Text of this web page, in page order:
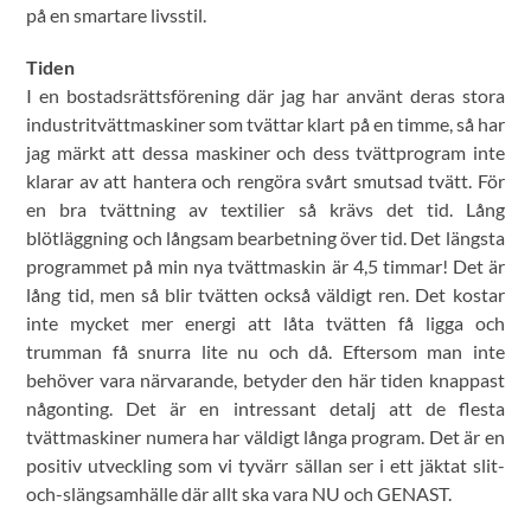
på en smartare livsstil.
Tiden
I en bostadsrättsförening där jag har använt deras stora
industritvättmaskiner som tvättar klart på en timme, så har
jag märkt att dessa maskiner och dess tvättprogram inte
klarar av att hantera och rengöra svårt smutsad tvätt. För
en bra tvättning av textilier så krävs det tid. Lång
blötläggning och långsam bearbetning över tid. Det längsta
programmet på min nya tvättmaskin är 4,5 timmar! Det är
lång tid, men så blir tvätten också väldigt ren. Det kostar
inte mycket mer energi att låta tvätten få ligga och
trumman få snurra lite nu och då. Eftersom man inte
behöver vara närvarande, betyder den här tiden knappast
någonting. Det är en intressant detalj att de flesta
tvättmaskiner numera har väldigt långa program. Det är en
positiv utveckling som vi tyvärr sällan ser i ett jäktat slit-
och-slängsamhälle där allt ska vara NU och GENAST.